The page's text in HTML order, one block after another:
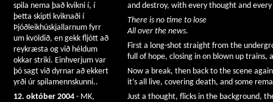
spila nema það kvikni í, í
þetta skipti kviknaði í
Þjóðleikhúskjallarnum fyrr
um kvöldið, en gekk fljótt að
reykræsta og við héldum
okkar striki. Einhverjum var
þó sagt við dyrnar að ekkert
yrði úr spilamennskunni..
12. október 2004 - MK,
and destroy, with every thought and
There is no time to lose
All over the news.
First a long-shot straight from the
full of hope, closing in on blown up trains,
Now a break, then back to the scene again
it’s all live, covering death, and some
Just a thought, flicks in the background,